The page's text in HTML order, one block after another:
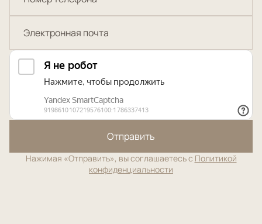
Отправить
Нажимая «Отправить», вы соглашаетесь с Политикой
конфиденциальности